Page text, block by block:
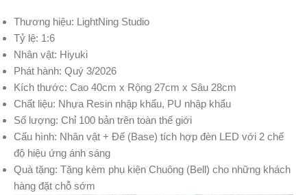
Thương hiệu: LightNing Studio
Tỷ lệ: 1:6
Nhân vật: Hiyuki
Phát hành: Quý 3/2026
Kích thước: Cao 40cm x Rộng 27cm x Sâu 28cm
Chất liệu: Nhựa Resin nhập khẩu, PU nhập khẩu
Số lượng: Chỉ 100 bản trên toàn thế giới
Cấu hình: Nhân vật + Đế (Base) tích hợp đèn LED với 2 chế
độ hiệu ứng ánh sáng
Quà tặng: Tặng kèm phụ kiện Chuông (Bell) cho những khách
hàng đặt chỗ sớm